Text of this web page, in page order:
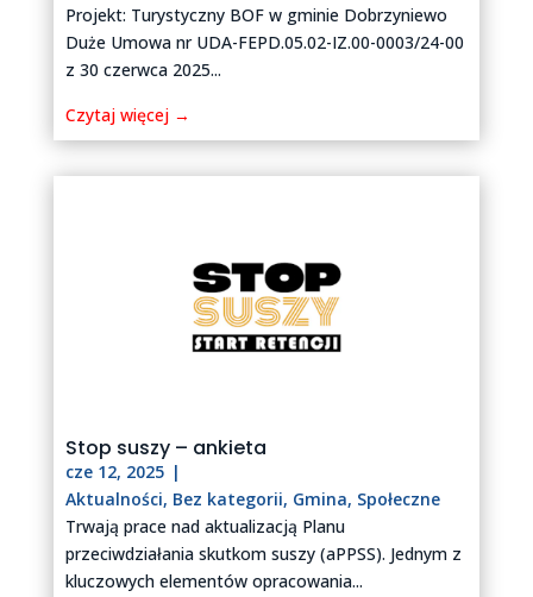
Projekt: Turystyczny BOF w gminie Dobrzyniewo
Duże Umowa nr UDA-FEPD.05.02-IZ.00-0003/24-00
z 30 czerwca 2025...
Czytaj więcej →
Stop suszy – ankieta
cze 12, 2025 |
Aktualności, Bez kategorii, Gmina, Społeczne
Trwają prace nad aktualizacją Planu
przeciwdziałania skutkom suszy (aPPSS). Jednym z
kluczowych elementów opracowania...